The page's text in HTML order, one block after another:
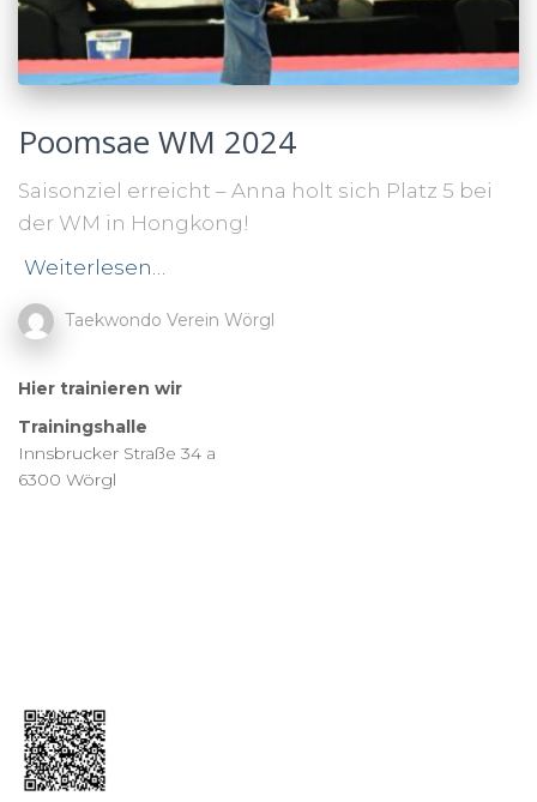
Poomsae WM 2024
Saisonziel erreicht – Anna holt sich Platz 5 bei
der WM in Hongkong!
Weiterlesen…
Taekwondo Verein Wörgl
Hier trainieren wir
Trainingshalle
Innsbrucker Straße 34 a
6300 Wörgl